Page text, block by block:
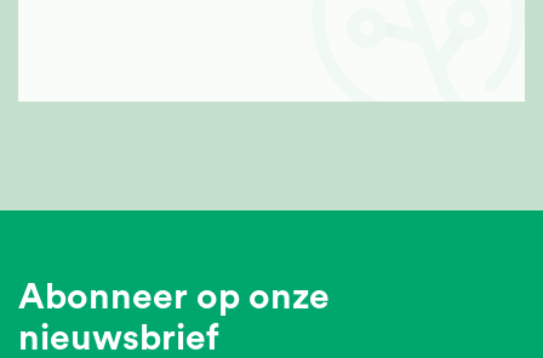
Abonneer op onze
nieuwsbrief